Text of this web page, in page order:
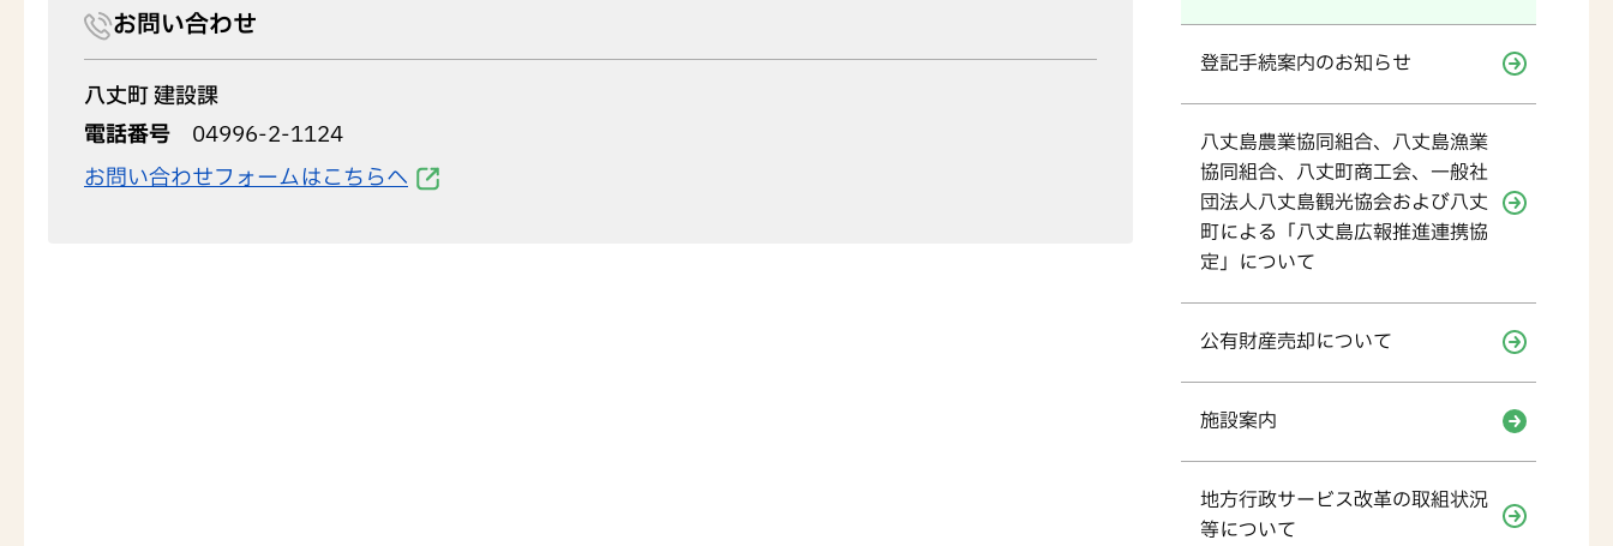
お問い合わせ
八丈町 建設課
電話番号
04996-2-1124
お問い合わせフォームはこちらへ
登記手続案内のお知らせ
八丈島農業協同組合、八丈島漁業
協同組合、八丈町商工会、一般社
団法人八丈島観光協会および八丈
町による「八丈島広報推進連携協
定」について
公有財産売却について
施設案内
地方行政サービス改革の取組状況
等について